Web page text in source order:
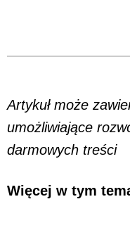
Artykuł może
umożliwiające
darmowych treści
Więcej w tym